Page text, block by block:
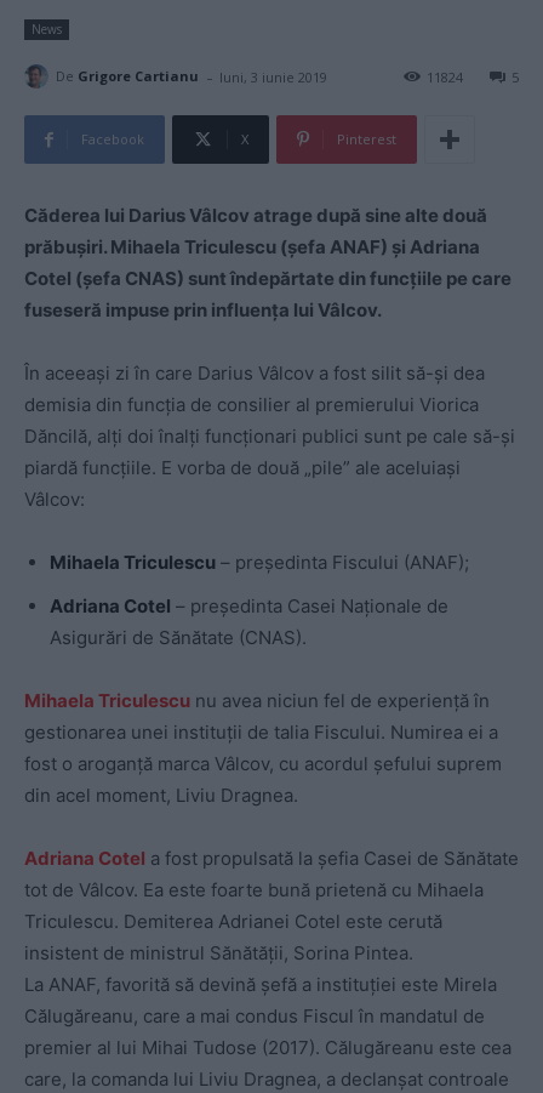
News
De Grigore Cartianu - luni, 3 iunie 2019 5
11824
Facebook X Pinterest
Căderea lui Darius Vâlcov atrage după sine alte două
prăbușiri. Mihaela Triculescu (șefa ANAF) și Adriana
Cotel (șefa CNAS) sunt îndepărtate din funcțiile pe care
fuseseră impuse prin influența lui Vâlcov.
În aceeași zi în care Darius Vâlcov a fost silit să-și dea
demisia din funcția de consilier al premierului Viorica
Dăncilă, alți doi înalți funcționari publici sunt pe cale să-și
piardă funcțiile. E vorba de două „pile” ale aceluiași
Vâlcov:
Mihaela Triculescu – președinta Fiscului (ANAF);
Adriana Cotel – președinta Casei Naționale de
Asigurări de Sănătate (CNAS).
Mihaela Triculescu nu avea niciun fel de experiență în
gestionarea unei instituții de talia Fiscului. Numirea ei a
fost o aroganță marca Vâlcov, cu acordul șefului suprem
din acel moment, Liviu Dragnea.
Adriana Cotel a fost propulsată la șefia Casei de Sănătate
tot de Vâlcov. Ea este foarte bună prietenă cu Mihaela
Triculescu. Demiterea Adrianei Cotel este cerută
insistent de ministrul Sănătății, Sorina Pintea.
La ANAF, favorită să devină șefă a instituției este Mirela
Călugăreanu, care a mai condus Fiscul în mandatul de
premier al lui Mihai Tudose (2017). Călugăreanu este cea
care, la comanda lui Liviu Dragnea, a declanșat controale